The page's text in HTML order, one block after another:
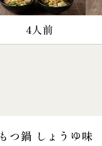
4人前
もつ鍋 しょうゆ味